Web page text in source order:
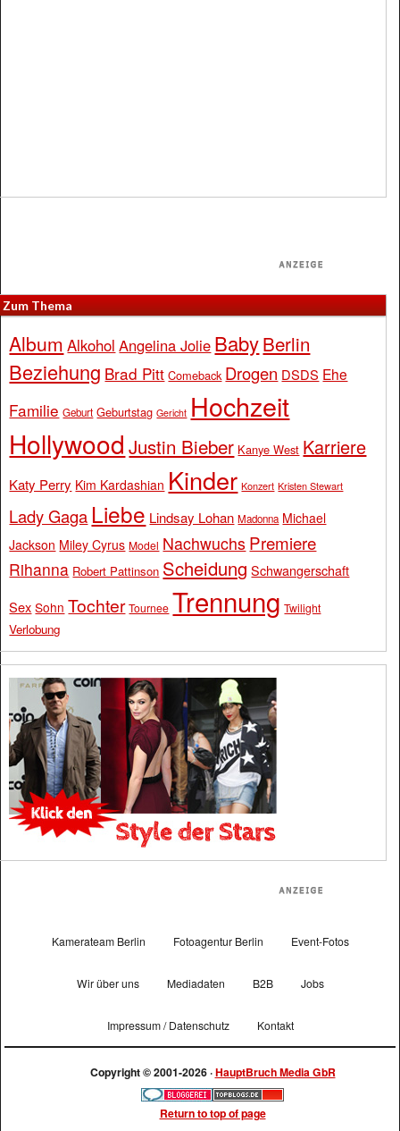
Zum Thema
Album Alkohol Angelina Jolie BabyBerlin
Beziehung Brad Pitt Comeback Drogen DSDS Ehe
Familie Geburt Geburtstag Gericht Hochzeit
Hollywood Justin Bieber Kanye West Karriere
Katy Perry Kim Kardashian Kinder Konzert Kristen Stewart
Lady Gaga Liebe Lindsay Lohan Madonna Michael
Jackson Miley Cyrus Model Nachwuchs Premiere
Rihanna Robert Pattinson Scheidung Schwangerschaft
Sex Sohn Tochter Tournee Trennung Twilight
Verlobung
Kamerateam Berlin Fotoagentur Berlin Event-Fotos
Wir über uns Mediadaten B2B Jobs
Impressum / Datenschutz Kontakt
Copyright © 2001-2026 ·HauptBruch Media GbR
Return to top of page